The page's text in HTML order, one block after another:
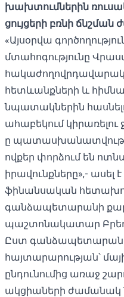
խախտումներին
ցույցերի բռնի ճնշման
«Այսօրվա
մտահոգությունը
հետևանքների և
նպատակներին
ահաբեկում կիրառելու
ը
ովքեր փորձում են
իրավունքները»,- ասել
ֆինանսական
գանձապետարանի
պաշտոնակատար
Ըստ
հայտարարության՝
ընդունումից առաջ
ակցիաների ժամանակ